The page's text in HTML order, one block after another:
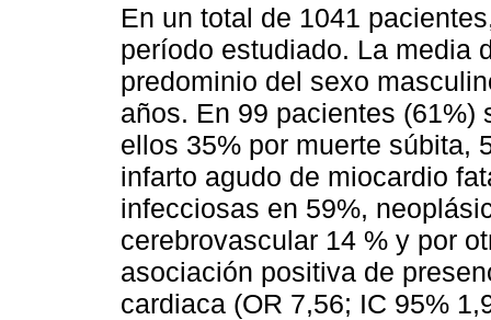
En un total de 1041
período estudiado. La media
predominio del sexo
años. En 99 pacientes
ellos 35% por muerte súbita,
infarto agudo de miocardio
infecciosas en 59%,
cerebrovascular 14 % y por
asociación positiva de
cardiaca (OR 7,56; IC 95%